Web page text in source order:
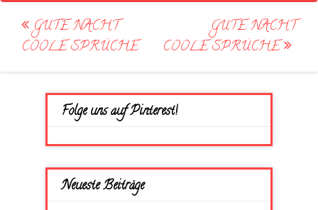
Post
navigation
GUTE NACHT
COOLE SPRÜCHE
GUTE NACHT
COOLE SPRÜCHE
Folge uns auf Pinterest!
Neueste Beiträge